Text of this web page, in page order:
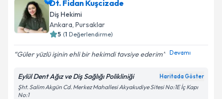
Dt. Fidan Kuşcizade
Diş Hekimi
Ankara, Pursaklar
5 (1 Değerlendirme)
Güler yüzlü işinin ehli bir hekimdi tavsiye ederim Devamı
Eylül Dent Ağız ve Diş Sağlığı Polikliniği Haritada Göster
Şht. Salim Akgün Cd. Merkez Mahallesi Akyakudiye Sitesi No:1E İç Kapı
No:1